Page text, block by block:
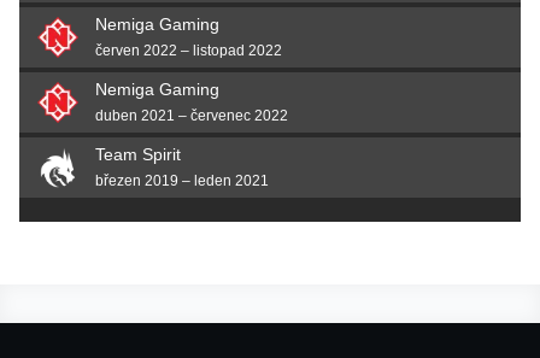
Nemiga Gaming
červen 2022 – listopad 2022
Nemiga Gaming
duben 2021 – červenec 2022
Team Spirit
březen 2019 – leden 2021